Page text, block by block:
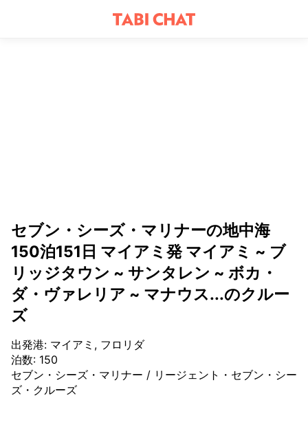
セブン・シーズ・マリナーの地中海
150泊151日 マイアミ発 マイアミ ~ ブ
リッジタウン ~ サンタレン ~ ボカ・
ダ・ヴァレリア ~ マナウス...のクルー
ズ
出発港: マイアミ, フロリダ
泊数: 150
セブン・シーズ・マリナー / リージェント・セブン・シー
ズ・クルーズ